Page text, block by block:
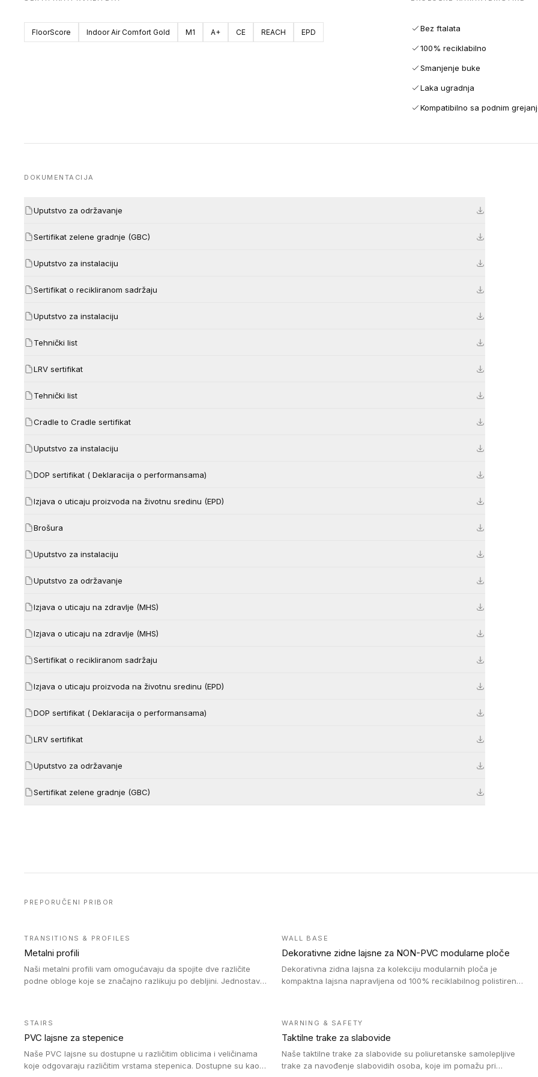
FloorScore Indoor Air Comfort Gold M1 A+ CE REACH EPD Bez ftalata
100% reciklabilno
Smanjenje buke
Laka ugradnja
Kompatibilno sa podnim
DOKUMENTACIJA
Uputstvo za održavanje
Sertifikat zelene gradnje (GBC)
Uputstvo za instalaciju
Sertifikat o recikliranom sadržaju
Uputstvo za instalaciju
Tehnički list
LRV sertifikat
Tehnički list
Cradle to Cradle sertifikat
Uputstvo za instalaciju
DOP sertifikat ( Deklaracija o performansama)
Izjava o uticaju proizvoda na životnu sredinu (EPD)
Brošura
Uputstvo za instalaciju
Uputstvo za održavanje
Izjava o uticaju na zdravlje (MHS)
Izjava o uticaju na zdravlje (MHS)
Sertifikat o recikliranom sadržaju
Izjava o uticaju proizvoda na životnu sredinu (EPD)
DOP sertifikat ( Deklaracija o performansama)
LRV sertifikat
Uputstvo za održavanje
Sertifikat zelene gradnje (GBC)
PREPORUČENI PRIBOR
TRANSITIONS & PROFILES
Metalni profili
Naši metalni profili vam omogućavaju da spojite dve različite
podne obloge koje se značajno razlikuju po debljini. Jednostavni
WALL BASE
Dekorativne zidne lajsne za NON-PVC modularne ploče
Dekorativna zidna lajsna za kolekciju modularnih ploča je
kompaktna lajsna napravljena od 100% reciklabilnog polistirena,
STAIRS
PVC lajsne za stepenice
Naše PVC lajsne su dostupne u različitim oblicima i veličinama
koje odgovaraju različitim vrstama stepenica. Dostupne su kao
WARNING & SAFETY
Taktilne trake za slabovide
Naše taktilne trake za slabovide su poliuretanske samolepljive
trake za navođenje slabovidih osoba, koje im pomažu pri